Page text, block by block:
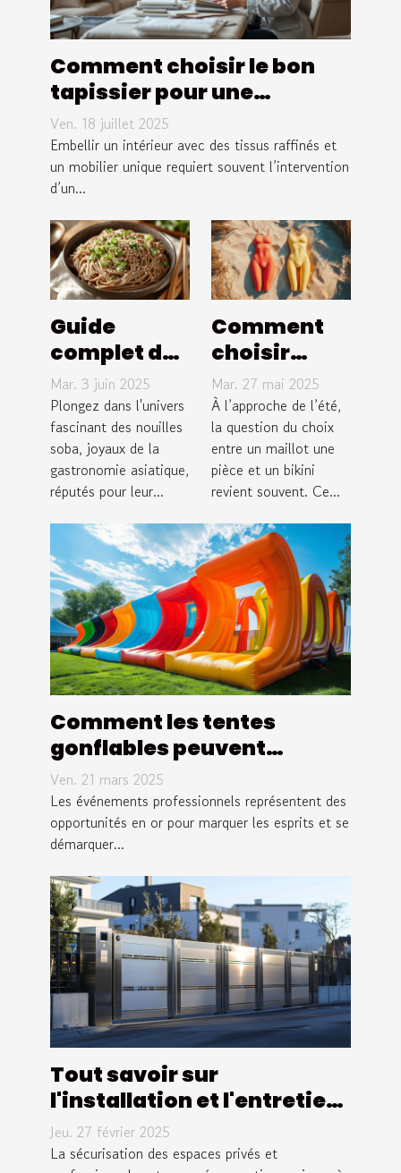
Comment choisir le bon
tapissier pour une
décoration intérieure
personnalisée ?
Ven. 18 juillet 2025
Embellir un intérieur avec des tissus raffinés et
un mobilier unique requiert souvent l’intervention
d’un...
Guide
complet des
nouilles
soba :
origine,
préparation
et recettes
Mar. 3 juin 2025
Plongez dans l'univers
fascinant des nouilles
soba, joyaux de la
gastronomie asiatique,
réputés pour leur...
Comment
choisir
entre un
maillot une
pièce et un
bikini pour
l'été ?
Mar. 27 mai 2025
À l’approche de l’été,
la question du choix
entre un maillot une
pièce et un bikini
revient souvent. Ce...
Comment les tentes
gonflables peuvent
dynamiser votre présence
événementielle
Ven. 21 mars 2025
Les événements professionnels représentent des
opportunités en or pour marquer les esprits et se
démarquer...
Tout savoir sur
l'installation et l'entretien
des portails à contrôle
d'accès
Jeu. 27 février 2025
La sécurisation des espaces privés et